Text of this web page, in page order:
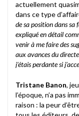
actuellement
dans ce type
de sa position dans sa
expliqué en détail
venir à me faire des
aux avances du
j’étais perdante si
Tristane Banon,
l’époque, n’a pas
raison : la peur